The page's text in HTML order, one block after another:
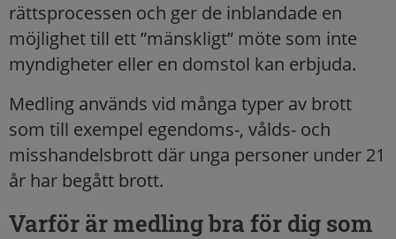
rättsprocessen och ger de inblandade en
möjlighet till ett ”mänskligt” möte som inte
myndigheter eller en domstol kan erbjuda.
Medling används vid många typer av brott
som till exempel egendoms-, vålds- och
misshandelsbrott där unga personer under 21
år har begått brott.
Varför är medling bra för dig som